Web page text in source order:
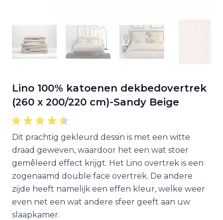
Lino 100% katoenen dekbedovertrek
(260 x 200/220 cm)-Sandy Beige
Dit prachtig gekleurd dessin is met een witte
draad geweven, waardoor het een wat stoer
gemêleerd effect krijgt. Het Lino overtrek is een
zogenaamd double face overtrek. De andere
zijde heeft namelijk een effen kleur, welke weer
even net een wat andere sfeer geeft aan uw
slaapkamer.